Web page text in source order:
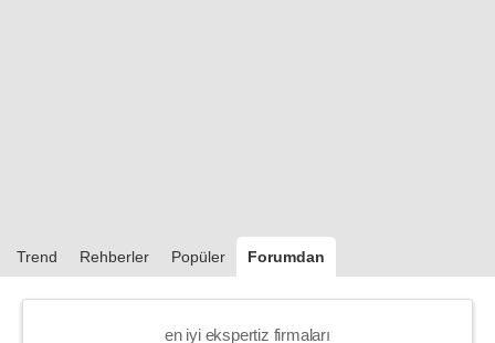
Trend Rehberler Popüler Forumdan
en iyi ekspertiz firmaları